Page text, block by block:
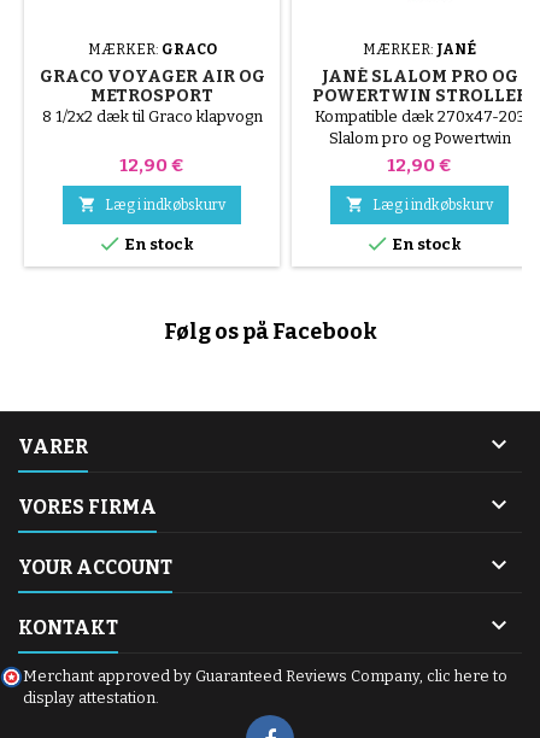
MÆRKER: GRACO
GRACO VOYAGER AIR OG
METROSPORT
KLAPVOGNSDÆK
8 1/2x2 dæk til Graco klapvogn
Pris
12,90 €
 Læg i indkøbskurv
 En stock
MÆRKER: JANÉ
JANÉ SLALOM PRO OG
POWERTWIN STROLLER
DÆK
Kompatible dæk 270x47-203
Slalom pro og Powertwin
Pris
12,90 €
 Læg i indkøbskurv
 En stock
Følg os på Facebook
VARER 
VORES FIRMA 
YOUR ACCOUNT 
KONTAKT 
Merchant approved by Guaranteed Reviews Company, clic here to
display attestation